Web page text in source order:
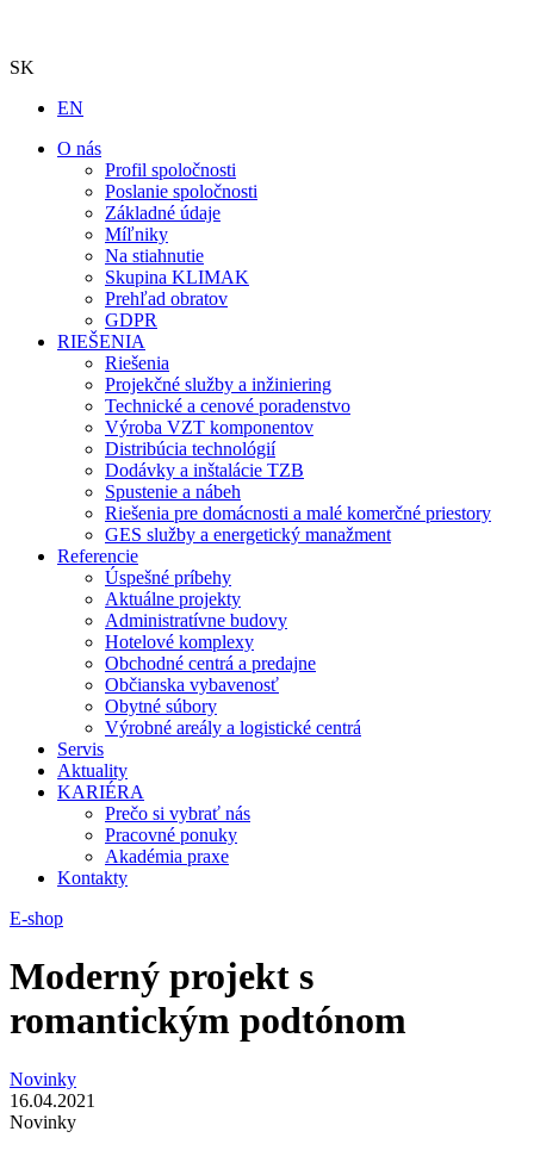
SK
EN
O nás
Profil spoločnosti
Poslanie spoločnosti
Základné údaje
Míľniky
Na stiahnutie
Skupina KLIMAK
Prehľad obratov
GDPR
RIEŠENIA
Riešenia
Projekčné služby a inžiniering
Technické a cenové poradenstvo
Výroba VZT komponentov
Distribúcia technológií
Dodávky a inštalácie TZB
Spustenie a nábeh
Riešenia pre domácnosti a malé komerčné priestory
GES služby a energetický manažment
Referencie
Úspešné príbehy
Aktuálne projekty
Administratívne budovy
Hotelové komplexy
Obchodné centrá a predajne
Občianska vybavenosť
Obytné súbory
Výrobné areály a logistické centrá
Servis
Aktuality
KARIÉRA
Prečo si vybrať nás
Pracovné ponuky
Akadémia praxe
Kontakty
E-shop
Moderný projekt s
romantickým podtónom
Novinky
16.04.2021
Novinky